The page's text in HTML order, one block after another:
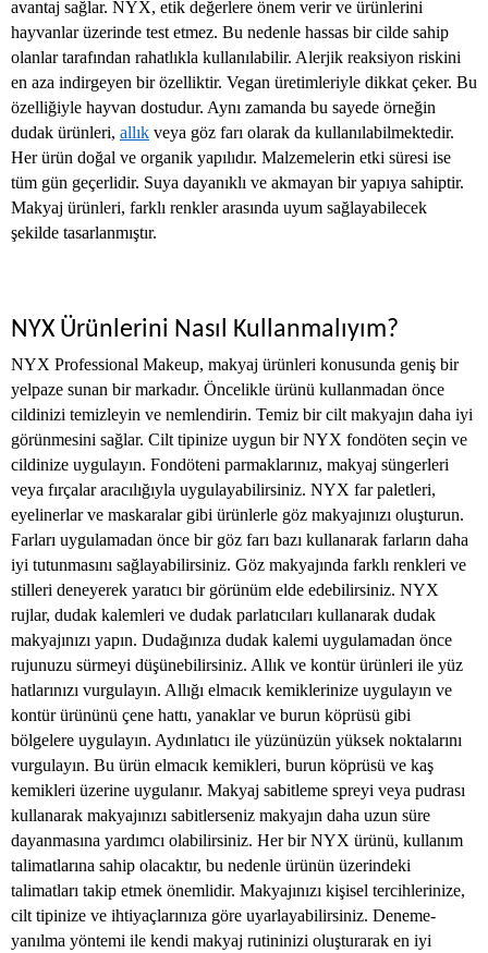
avantaj sağlar. NYX, etik değerlere önem verir ve ürünlerini
hayvanlar üzerinde test etmez. Bu nedenle hassas bir cilde sahip
olanlar tarafından rahatlıkla kullanılabilir. Alerjik reaksiyon riskini
en aza indirgeyen bir özelliktir. Vegan üretimleriyle dikkat çeker. Bu
özelliğiyle hayvan dostudur. Aynı zamanda bu sayede örneğin
dudak ürünleri, allık veya göz farı olarak da kullanılabilmektedir.
Her ürün doğal ve organik yapılıdır. Malzemelerin etki süresi ise
tüm gün geçerlidir. Suya dayanıklı ve akmayan bir yapıya sahiptir.
Makyaj ürünleri, farklı renkler arasında uyum sağlayabilecek
şekilde tasarlanmıştır.
NYX Ürünlerini Nasıl Kullanmalıyım?
NYX Professional Makeup, makyaj ürünleri konusunda geniş bir
yelpaze sunan bir markadır. Öncelikle ürünü kullanmadan önce
cildinizi temizleyin ve nemlendirin. Temiz bir cilt makyajın daha iyi
görünmesini sağlar. Cilt tipinize uygun bir NYX fondöten seçin ve
cildinize uygulayın. Fondöteni parmaklarınız, makyaj süngerleri
veya fırçalar aracılığıyla uygulayabilirsiniz. NYX far paletleri,
eyelinerlar ve maskaralar gibi ürünlerle göz makyajınızı oluşturun.
Farları uygulamadan önce bir göz farı bazı kullanarak farların daha
iyi tutunmasını sağlayabilirsiniz. Göz makyajında farklı renkleri ve
stilleri deneyerek yaratıcı bir görünüm elde edebilirsiniz. NYX
rujlar, dudak kalemleri ve dudak parlatıcıları kullanarak dudak
makyajınızı yapın. Dudağınıza dudak kalemi uygulamadan önce
rujunuzu sürmeyi düşünebilirsiniz. Allık ve kontür ürünleri ile yüz
hatlarınızı vurgulayın. Allığı elmacık kemiklerinize uygulayın ve
kontür ürününü çene hattı, yanaklar ve burun köprüsü gibi
bölgelere uygulayın. Aydınlatıcı ile yüzünüzün yüksek noktalarını
vurgulayın. Bu ürün elmacık kemikleri, burun köprüsü ve kaş
kemikleri üzerine uygulanır. Makyaj sabitleme spreyi veya pudrası
kullanarak makyajınızı sabitlerseniz makyajın daha uzun süre
dayanmasına yardımcı olabilirsiniz. Her bir NYX ürünü, kullanım
talimatlarına sahip olacaktır, bu nedenle ürünün üzerindeki
talimatları takip etmek önemlidir. Makyajınızı kişisel tercihlerinize,
cilt tipinize ve ihtiyaçlarınıza göre uyarlayabilirsiniz. Deneme-
yanılma yöntemi ile kendi makyaj rutininizi oluşturarak en iyi